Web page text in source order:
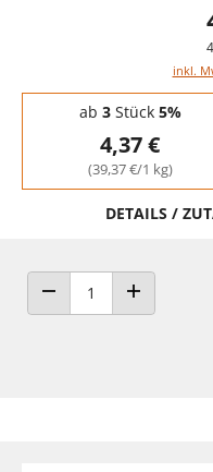
inkl.
Staffelpreise - Mengenrabatt
ab 3Stück 5%
4,37 €
(39,37 €/1 kg)
DETAILS /
ANZAHL VERRINGERN
ANZAHL